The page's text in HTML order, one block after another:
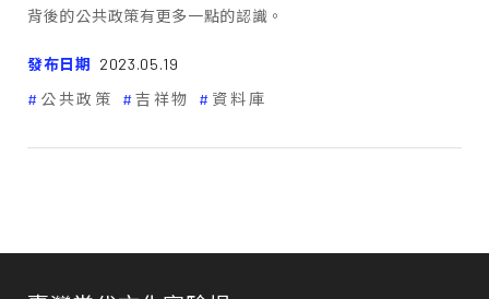
背後的公共政策有更多一點的認識。
發布日期 2023.05.19
公共政策
吉祥物 資料庫